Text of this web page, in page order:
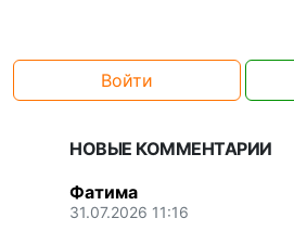
Войти
НОВЫЕ КОММЕНТАРИИ
Фатима
31.07.2026 11:16